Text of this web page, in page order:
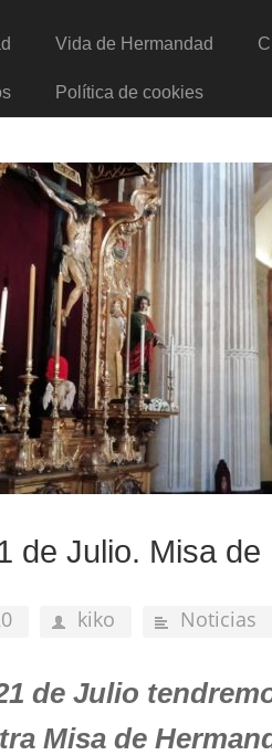
Vida de Hermandad
Política de cookies
de Julio. Misa
kiko Noticias
de Julio
Misa de